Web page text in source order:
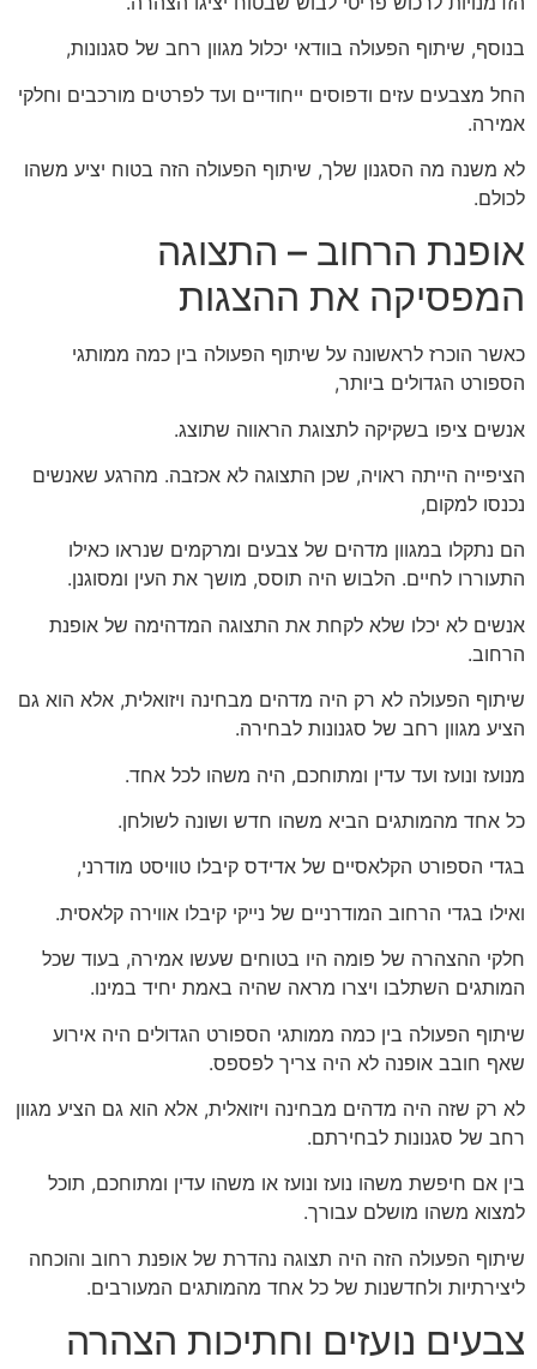
בנוסף, שיתוף הפעולה בוודאי יכלול מגוון רחב של סגנונות,
החל מצבעים עזים ודפוסים ייחודיים ועד לפרטים מורכבים וחלקי
אמירה.
לא משנה מה הסגנון שלך, שיתוף הפעולה הזה בטוח יציע משהו
לכולם.
אופנת הרחוב – התצוגה
המפסיקה את ההצגות
כאשר הוכרז לראשונה על שיתוף הפעולה בין כמה ממותגי
הספורט הגדולים ביותר,
אנשים ציפו בשקיקה לתצוגת הראווה שתוצג.
הציפייה הייתה ראויה, שכן התצוגה לא אכזבה. מהרגע שאנשים
נכנסו למקום,
הם נתקלו במגוון מדהים של צבעים ומרקמים שנראו כאילו
התעוררו לחיים. הלבוש היה תוסס, מושך את העין ומסוגנן.
אנשים לא יכלו שלא לקחת את התצוגה המדהימה של אופנת
הרחוב.
שיתוף הפעולה לא רק היה מדהים מבחינה ויזואלית, אלא הוא גם
הציע מגוון רחב של סגנונות לבחירה.
מנועז ונועז ועד עדין ומתוחכם, היה משהו לכל אחד.
כל אחד מהמותגים הביא משהו חדש ושונה לשולחן.
בגדי הספורט הקלאסיים של אדידס קיבלו טוויסט מודרני,
ואילו בגדי הרחוב המודרניים של נייקי קיבלו אווירה קלאסית.
חלקי ההצהרה של פומה היו בטוחים שעשו אמירה, בעוד שכל
המותגים השתלבו ויצרו מראה שהיה באמת יחיד במינו.
שיתוף הפעולה בין כמה ממותגי הספורט הגדולים היה אירוע
שאף חובב אופנה לא היה צריך לפספס.
לא רק שזה היה מדהים מבחינה ויזואלית, אלא הוא גם הציע מגוון
רחב של סגנונות לבחירתם.
בין אם חיפשת משהו נועז ונועז או משהו עדין ומתוחכם, תוכל
למצוא משהו מושלם עבורך.
שיתוף הפעולה הזה היה תצוגה נהדרת של אופנת רחוב והוכחה
ליצירתיות ולחדשנות של כל אחד מהמותגים המעורבים.
צבעים נועזים וחתיכות הצהרה